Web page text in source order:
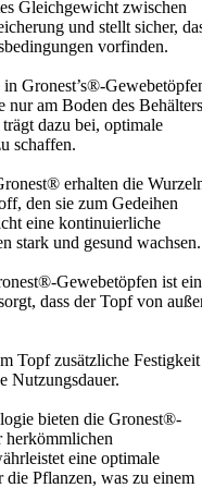
Gleichgewicht zwischen
und stellt sicher,
vorfinden.
Gronest’s®-
nur am Boden des Behälters
dazu bei, optimale
schaffen.
erhalten die
den sie zum Gedeihen
eine kontinuierliche
stark und gesund wachsen.
Gewebetöpfen ist
dass der Topf von
Topf zusätzliche Festigkeit
Nutzungsdauer.
bieten die Gronest®-
herkömmlichen
eine optimale
Pflanzen, was zu einem